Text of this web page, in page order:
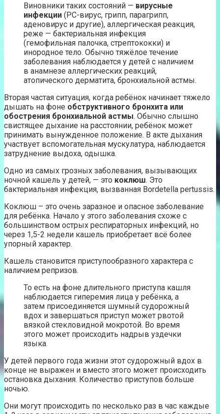
Виновники таких состояний — вирусные
инфекции (РС-вирус, грипп, парагрипп,
аденовирус и другие), аллергическая реакция,
реже — бактериальная инфекция
(гемофильная палочка, стрептококки) и
инородное тело. Обычно тяжёлое течение
заболевания наблюдается у детей с наличием
в анамнезе аллергических реакций,
атопического дерматита, бронхиальной астмы.
Вторая частая ситуация, когда ребёнок начинает тяжело
дышать на фоне обструктивного бронхита или
обострения бронхиальной астмы. Обычно слышно
свистящее дыхание на расстоянии, ребёнок может
принимать вынужденное положение. В акте дыхания
участвует вспомогательная мускулатура, наблюдается
затруднение выдоха, одышка.
Одно из самых грозных заболевания, вызывающих
ночной кашель у детей, — это коклюш. Это
бактериальная инфекция, вызванная Bordetella pertussis.
Коклюш – это очень заразное и опасное заболевание
для ребёнка. Начало у этого заболевания схоже с
большинством острых респираторных инфекций, но
через 1,5-2 недели кашель приобретает всё более
упорный характер.
Кашель становится приступообразного характера с
наличием репризов.
То есть на фоне длительного приступа кашля
наблюдается гиперемия лица у ребёнка, а
затем присоединяется шумный судорожный
вдох и завершаться приступ может рвотой
вязкой стекловидной мокротой. Во время
этого может происходить надрыв уздечки
языка.
У детей первого года жизни этот судорожный вдох в
конце не выражен и вместо этого может происходить
остановка дыхания. Количество приступов больше
ночью.
Они могут происходить по несколько раз в час каждые